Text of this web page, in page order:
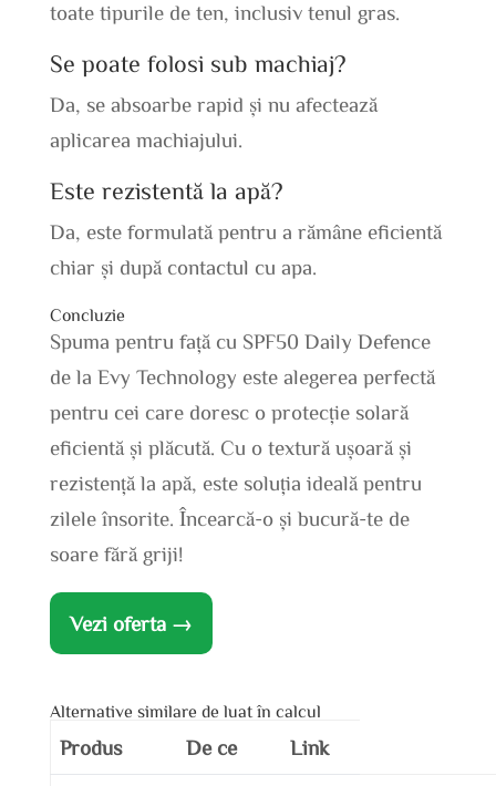
toate tipurile de ten, inclusiv tenul gras.
Se poate folosi sub machiaj?
Da, se absoarbe rapid și nu afectează
aplicarea machiajului.
Este rezistentă la apă?
Da, este formulată pentru a rămâne eficientă
chiar și după contactul cu apa.
Concluzie
Spuma pentru față cu SPF50 Daily Defence
de la Evy Technology este alegerea perfectă
pentru cei care doresc o protecție solară
eficientă și plăcută. Cu o textură ușoară și
rezistență la apă, este soluția ideală pentru
zilele însorite. Încearcă-o și bucură-te de
soare fără griji!
Vezi oferta →
Alternative similare de luat în calcul
Produs De ce Link